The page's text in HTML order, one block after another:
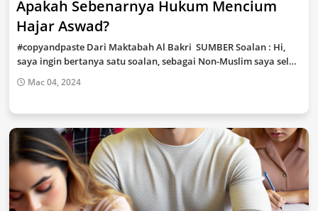
Apakah Sebenarnya Hukum Mencium
Hajar Aswad?
#copyandpaste Dari Maktabah Al Bakri SUMBER Soalan : Hi,
saya ingin bertanya satu soalan, sebagai Non-Muslim saya sel…
Mac 04, 2024